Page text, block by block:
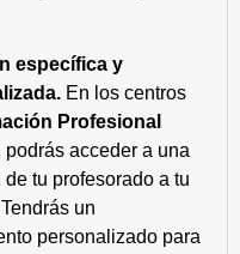
específica y
En los centros
Profesional
podrás acceder a una
tu profesorado a tu
un
personalizado para